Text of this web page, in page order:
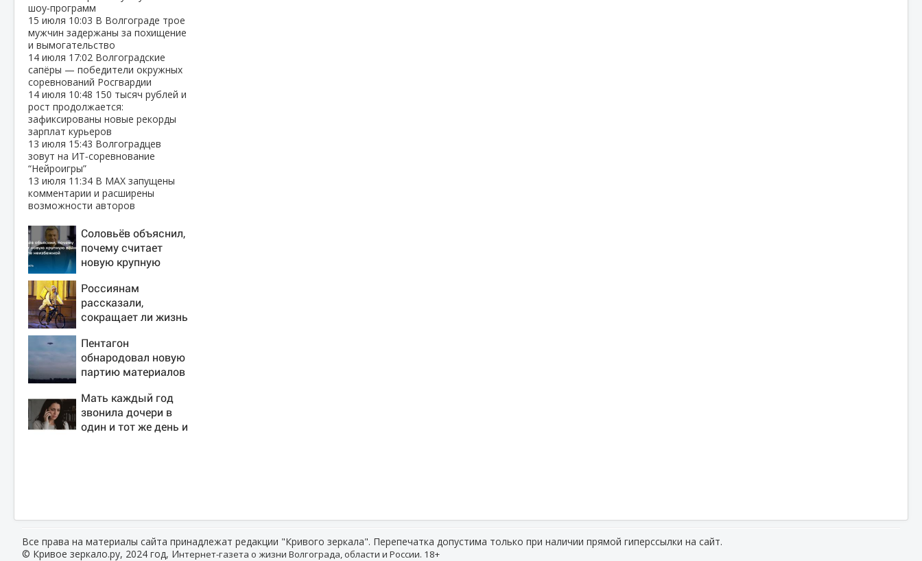
шоу‑программ
15 июля 10:03 В Волгограде трое
мужчин задержаны за похищение
и вымогательство
14 июля 17:02 Волгоградские
сапёры — победители окружных
соревнований Росгвардии
14 июля 10:48 150 тысяч рублей и
рост продолжается:
зафиксированы новые рекорды
зарплат курьеров
13 июля 15:43 Волгоградцев
зовут на ИТ‑соревнование
“Нейроигры”
13 июля 11:34 В МАХ запущены
комментарии и расширены
возможности авторов
Соловьёв объяснил,
почему считает
новую крупную
неизбежной
Россиянам
рассказали,
сокращает ли жизнь
Пентагон
обнародовал новую
партию материалов
Вести.ru
Мать каждый год
звонила дочери в
один и тот же день и
Все права на материалы сайта принадлежат редакции "Кривого зеркала". Перепечатка допустима только при наличии прямой гиперссылки на сайт.
© Кривое зеркало.ру, 2024 год, Интернет-газета о жизни Волгограда, области и России. 18+